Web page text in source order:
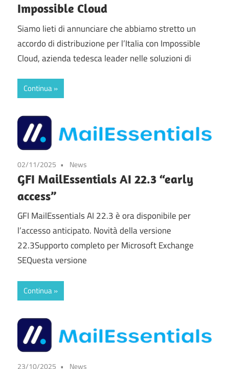
Impossible Cloud
Siamo lieti di annunciare che abbiamo stretto un
accordo di distribuzione per l’Italia con Impossible
Cloud, azienda tedesca leader nelle soluzioni di
Continua
02/11/2025 News
GFI MailEssentials AI 22.3 “early
access”
GFI MailEssentials AI 22.3 è ora disponibile per
l’accesso anticipato. Novità della versione
22.3Supporto completo per Microsoft Exchange
SEQuesta versione
Continua
23/10/2025 News